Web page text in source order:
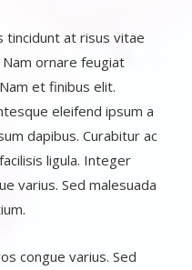
tincidunt at risus vitae
ornare feugiat
et finibus elit.
eleifend ipsum a
dapibus. Curabitur ac
ligula. Integer
varius. Sed malesuada
congue varius. Sed